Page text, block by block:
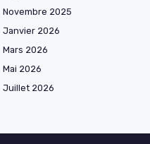
Novembre 2025
Janvier 2026
Mars 2026
Mai 2026
Juillet 2026